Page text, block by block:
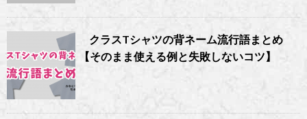
クラスTシャツの背ネーム流行語まとめ
【そのまま使える例と失敗しないコツ】